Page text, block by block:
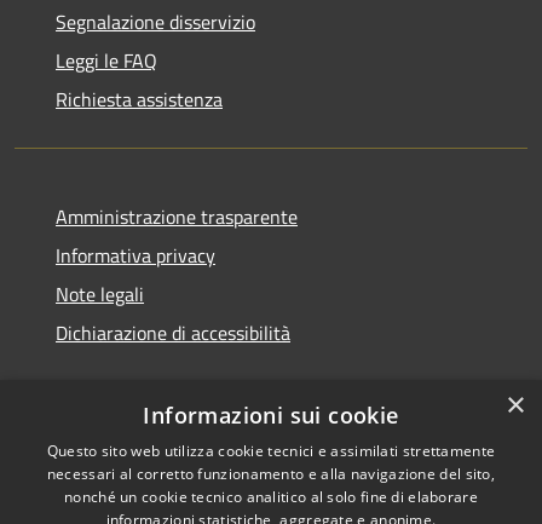
Segnalazione disservizio
Leggi le FAQ
Richiesta assistenza
Amministrazione trasparente
Informativa privacy
Note legali
Dichiarazione di accessibilità
×
Informazioni sui cookie
Questo sito web utilizza cookie tecnici e assimilati strettamente
necessari al corretto funzionamento e alla navigazione del sito,
nonché un cookie tecnico analitico al solo fine di elaborare
informazioni statistiche, aggregate e anonime.